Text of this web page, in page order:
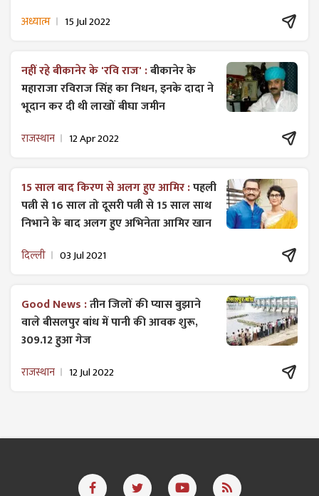
अध्यात्म 15 Jul 2022
नहीं रहे बीकानेर के 'रवि राज' :बीकानेर के
महाराजा रविराज सिंह का निधन, इनके दादा ने
भूदान कर दी थी लाखों बीघा जमीन
राजस्थान 12 Apr 2022
15 साल बाद किरण से अलग हुए आमिर :पहली
पत्नी से 16 साल तो दूसरी पत्नी से 15 साल साथ
निभाने के बाद अलग हुए अभिनेता आमिर खान
दिल्ली 03 Jul 2021
Good News :तीन जिलों की प्यास बुझाने
वाले बीसलपुर बांध में पानी की आवक शुरू,
309.12 हुआ गेज
राजस्थान 12 Jul 2022